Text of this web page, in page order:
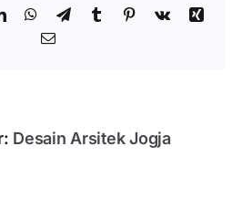
LinkedInWhatsApp
TelegramTumblr Pinterest
Vk
Xing
Email
Desain Arsitek Jogja